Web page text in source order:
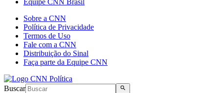
Sobre a CNN
Política de Privacidade
Termos de Uso
Fale com a CNN
Distribuição do Sinal
Faça parte da Equipe CNN
Buscar